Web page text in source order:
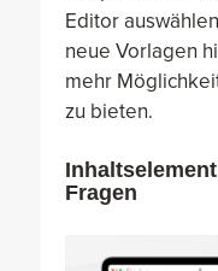
Editor
neue Vorlagen
mehr
zu bieten.
Fragen